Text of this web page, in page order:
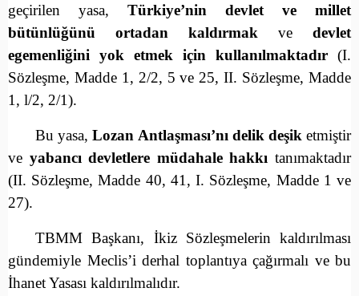
geçirilen yasa, Türkiye’nin devlet ve millet
bütünlüğünü ortadan kaldırmak ve devlet
egemenliğini yok etmek için kullanılmaktadır (I.
Sözleşme, Madde 1, 2/2, 5 ve 25, II. Sözleşme, Madde
1, l/2, 2/1).
Bu yasa,Lozan Antlaşması’nı delik deşik etmiştir
ve yabancı devletlere müdahale hakkı tanımaktadır
(II. Sözleşme, Madde 40, 41, I. Sözleşme, Madde 1 ve
27).
TBMM Başkanı, İkiz Sözleşmelerin kaldırılması
gündemiyle Meclis’i derhal toplantıya çağırmalı ve bu
İhanet Yasası kaldırılmalıdır.